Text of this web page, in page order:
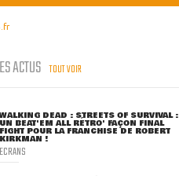
ACTUS TOUT VOIR
WALKING DEAD : STREETS OF SURVIVAL :
UN BEAT'EM ALL RÉTRO' FAÇON FINAL
FIGHT POUR LA FRANCHISE DE ROBERT
KIRKMAN !
ECRANS